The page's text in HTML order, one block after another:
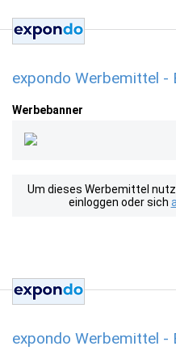
expondo Werbemittel -
Werbebanner
Um dieses Werbemittel
einloggen oder sich
expondo Werbemittel -